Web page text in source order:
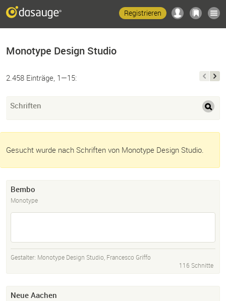
Registrieren
Monotype Design Studio
2.458 Einträge, 1—15:
Schriften
Gesucht wurde nach Schriften von Monotype Design Studio.
Bembo
Monotype
Gestalter: Monotype Design Studio, Francesco Griffo
116 Schnitte
Neue Aachen